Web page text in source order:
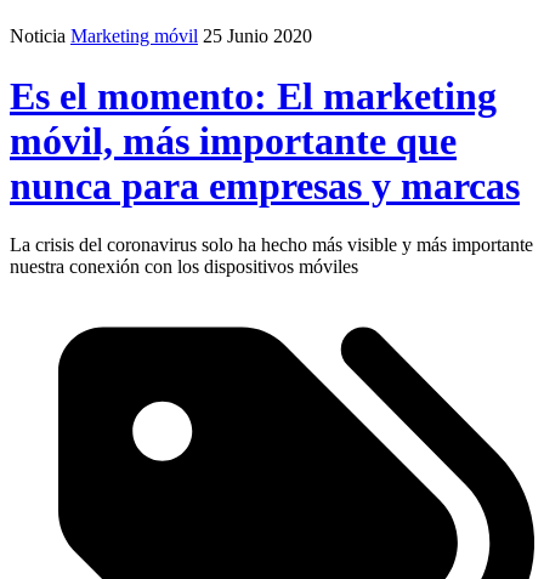
Noticia Marketing móvil 25 Junio 2020
Es el momento: El marketing
móvil, más importante que
nunca para empresas y marcas
La crisis del coronavirus solo ha hecho más visible y más importante
nuestra conexión con los dispositivos móviles